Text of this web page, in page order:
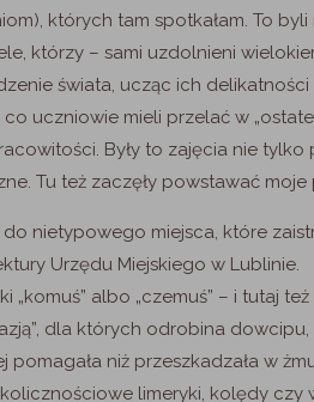
których tam spotkałam. To byli
którzy – sami uzdolnieni
świata, ucząc ich delikatności
uczniowie mieli przelać w
Były to zajęcia nie tylko
Tu też zaczęły powstawać
nietypowego miejsca, które
Urzędu Miejskiego w Lublinie.
„komuś” albo „czemuś” – i tutaj
dla których odrobina
niż przeszkadzała w
limeryki, kolędy czy